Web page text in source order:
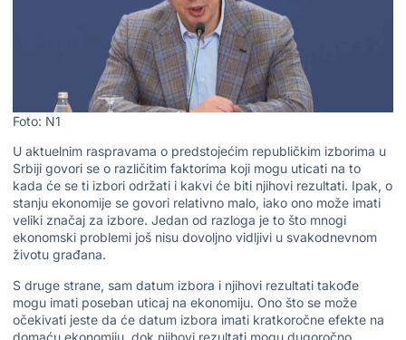
Foto: N1
U aktuelnim raspravama o predstojećim republičkim izborima u
Srbiji govori se o različitim faktorima koji mogu uticati na to
kada će se ti izbori održati i kakvi će biti njihovi rezultati. Ipak, o
stanju ekonomije se govori relativno malo, iako ono može imati
veliki značaj za izbore. Jedan od razloga je to što mnogi
ekonomski problemi još nisu dovoljno vidljivi u svakodnevnom
životu građana.
S druge strane, sam datum izbora i njihovi rezultati takođe
mogu imati poseban uticaj na ekonomiju. Ono što se može
očekivati jeste da će datum izbora imati kratkoročne efekte na
domaću ekonomiju, dok njihovi rezultati mogu dugoročno